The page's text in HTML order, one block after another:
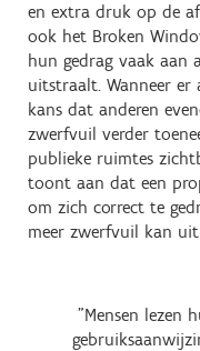
en extra druk op de
ook het Broken
hun gedrag vaak aan
uitstraalt. Wanneer
kans dat anderen
zwerfvuil verder
publieke ruimtes
toont aan dat een
om zich correct te
meer zwerfvuil kan
"Mensen lezen